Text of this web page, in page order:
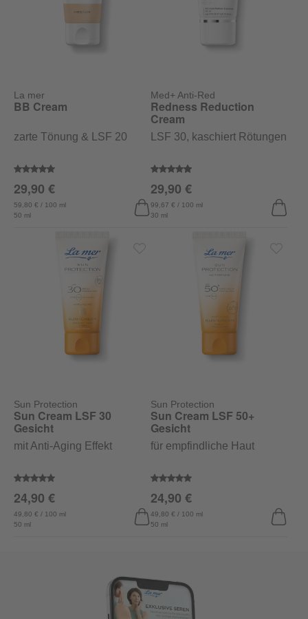
La mer
Durchschnittliche Bewertung von 4.4 von 5 Sternen
BB Cream
zarte Tönung & LSF 20
50 ml
59,80 € / 100 ml
29,90 €
Med+ Anti-Red
Durchschnittliche Bewertung
Redness Reduction
Cream
LSF 30, kaschiert Rötungen
30 ml
99,67 € / 100 ml
29,90 €
Sun Protection
Durchschnittliche Bewertung von 5 von 5 Sternen
Sun Cream LSF 30
Gesicht
mit Anti-Aging Effekt
50 ml
49,80 € / 100 ml
24,90 €
Sun Protection
Durchschnittliche Bewertung
Sun Cream LSF 50+
Gesicht
für empfindliche Haut
50 ml
49,80 € / 100 ml
24,90 €